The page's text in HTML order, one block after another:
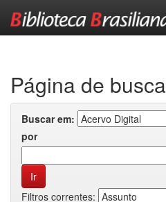
Página de busca
Buscar em:
por
Filtros correntes: